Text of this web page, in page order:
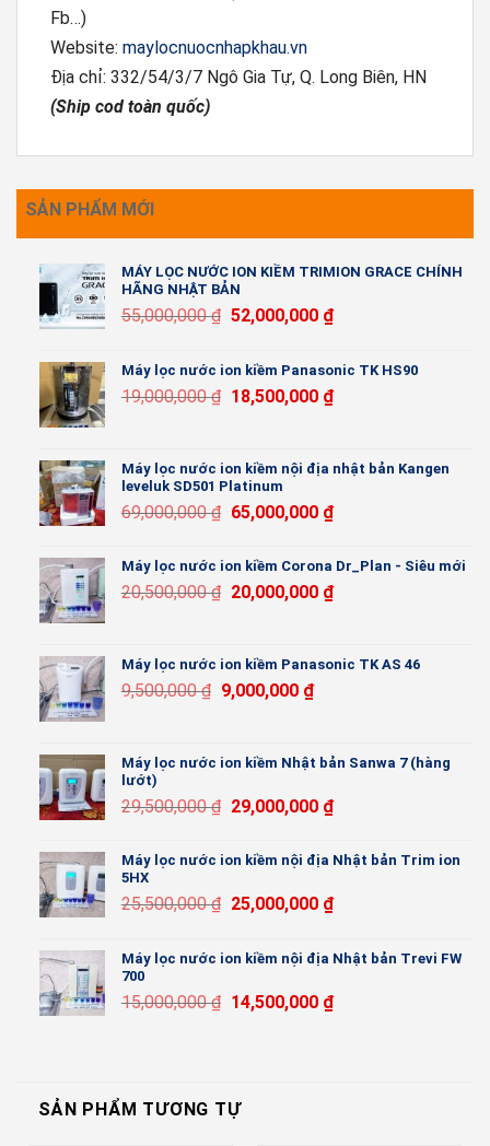
Fb…)
Website: maylocnuocnhapkhau.vn
Địa chỉ: 332/54/3/7 Ngô Gia Tự, Q. Long Biên, HN
(Ship cod toàn quốc)
SẢN PHẨM MỚI
MÁY LỌC NƯỚC ION KIỀM TRIMION GRACE CHÍNH
HÃNG NHẬT BẢN
55,000,000₫ 52,000,000 ₫
Máy lọc nước ion kiềm Panasonic TK HS90
19,000,000₫ 18,500,000 ₫
Máy lọc nước ion kiềm nội địa nhật bản Kangen
leveluk SD501 Platinum
69,000,000₫ 65,000,000 ₫
Máy lọc nước ion kiềm Corona Dr_Plan - Siêu mới
20,500,000₫ 20,000,000 ₫
Máy lọc nước ion kiềm Panasonic TK AS 46
9,500,000₫ 9,000,000 ₫
Máy lọc nước ion kiềm Nhật bản Sanwa 7 (hàng
lướt)
29,500,000₫ 29,000,000 ₫
Máy lọc nước ion kiềm nội địa Nhật bản Trim ion
5HX
25,500,000₫ 25,000,000 ₫
Máy lọc nước ion kiềm nội địa Nhật bản Trevi FW
700
15,000,000₫ 14,500,000 ₫
SẢN PHẨM TƯƠNG TỰ